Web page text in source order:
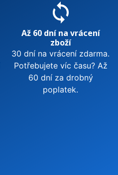
sync
Až 60 dní na vrácení
zboží
30 dní na vrácení zdarma.
Potřebujete víc času? Až
60 dní za drobný
poplatek.